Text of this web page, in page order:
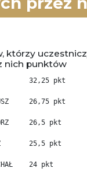
którzy
nich punktów
32,25 pkt
26,75 pkt
26,5 pkt
25,5 pkt
24 pkt